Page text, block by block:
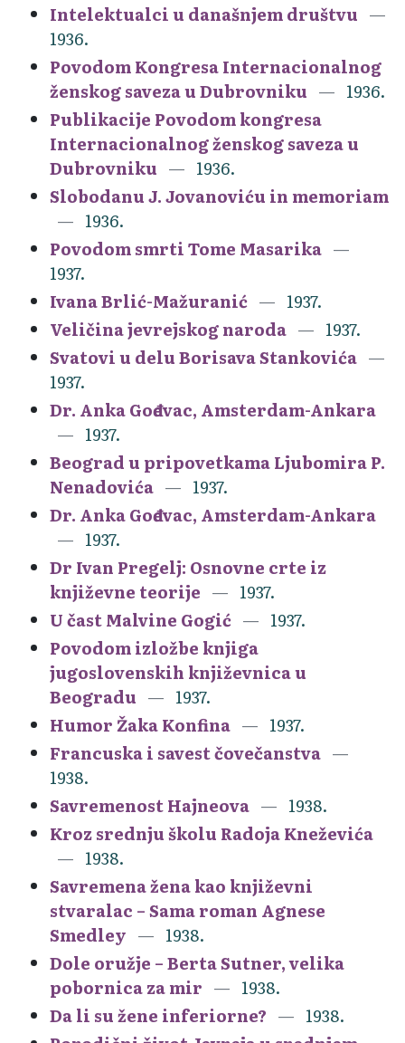
Intelektualci u današnjem društvu
1936.
Povodom Kongresa Internacionalnog
ženskog saveza u Dubrovniku
1936.
Publikacije Povodom kongresa
Internacionalnog ženskog saveza u
Dubrovniku
1936.
Slobodanu J. Jovanoviću in memoriam
1936.
Povodom smrti Tome Masarika
1937.
Ivana Brlić-Mažuranić
1937.
Veličina jevrejskog naroda
1937.
Svatovi u delu Borisava Stankovića
1937.
Dr. Anka Gođevac, Amsterdam-Ankara
1937.
Beograd u pripovetkama Ljubomira P.
Nenadovića
1937.
Dr. Anka Gođevac, Amsterdam-Ankara
1937.
Dr Ivan Pregelj: Osnovne crte iz
književne teorije
1937.
U čast Malvine Gogić
1937.
Povodom izložbe knjiga
jugoslovenskih književnica u
Beogradu
1937.
Humor Žaka Konfina
1937.
Francuska i savest čovečanstva
1938.
Savremenost Hajneova
1938.
Kroz srednju školu Radoja Kneževića
1938.
Savremena žena kao književni
stvaralac – Sama roman Agnese
Smedley
1938.
Dole oružje – Berta Sutner, velika
pobornica za mir
1938.
Da li su žene inferiorne?
1938.